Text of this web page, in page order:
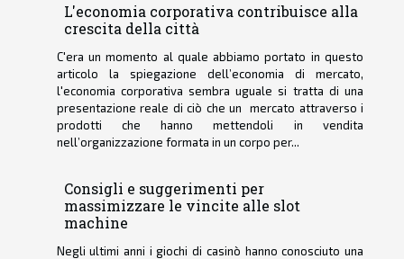
L'economia corporativa contribuisce alla
crescita della città
C'era un momento al quale abbiamo portato in questo
articolo la spiegazione dell’economia di mercato,
l'economia corporativa sembra uguale si tratta di una
presentazione reale di ciò che un mercato attraverso i
prodotti che hanno mettendoli in vendita
nell’organizzazione formata in un corpo per...
Consigli e suggerimenti per
massimizzare le vincite alle slot
machine
Negli ultimi anni i giochi di casinò hanno conosciuto una